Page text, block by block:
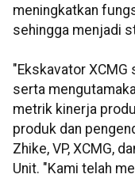
meningkatkan
sehingga menjadi
"Ekskavator
serta
metrik kinerja
produk dan
Zhike, VP, XCMG,
Unit. "Kami telah